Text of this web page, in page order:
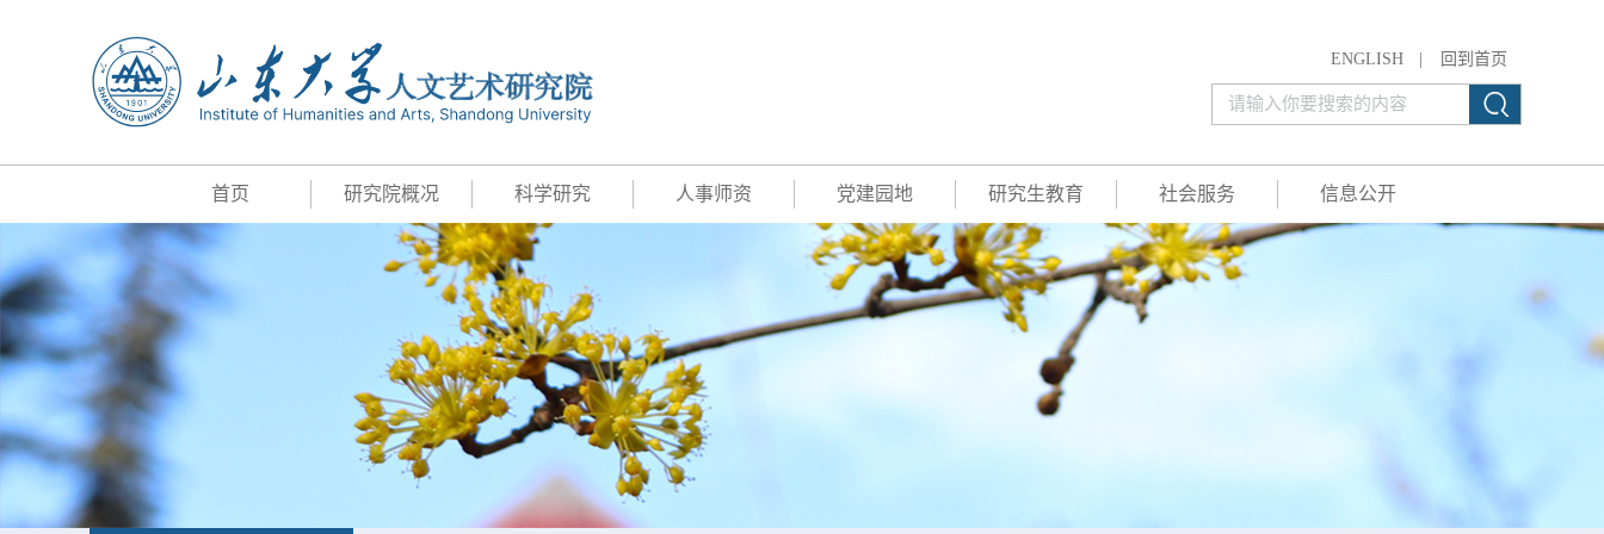
ENGLISH 回到首页
首页 研究院概况 科学研究 人事师资 党建园地 研究生教育 社会服务 信息公开